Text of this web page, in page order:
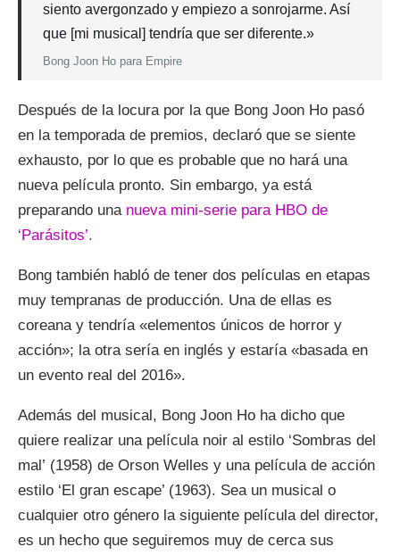
siento avergonzado y empiezo a sonrojarme. Así
que [mi musical] tendría que ser diferente.»
Bong Joon Ho para Empire
Después de la locura por la que Bong Joon Ho pasó
en la temporada de premios, declaró que se siente
exhausto, por lo que es probable que no hará una
nueva película pronto. Sin embargo, ya está
preparando una nueva mini-serie para HBO de
‘Parásitos’.
Bong también habló de tener dos películas en etapas
muy tempranas de producción. Una de ellas es
coreana y tendría «elementos únicos de horror y
acción»; la otra sería en inglés y estaría «basada en
un evento real del 2016».
Además del musical, Bong Joon Ho ha dicho que
quiere realizar una película noir al estilo ‘Sombras del
mal’ (1958) de Orson Welles y una película de acción
estilo ‘El gran escape’ (1963). Sea un musical o
cualquier otro género la siguiente película del director,
es un hecho que seguiremos muy de cerca sus